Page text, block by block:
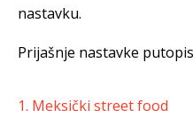
nastavku.
Prijašnje nastavke
1. Meksički street food